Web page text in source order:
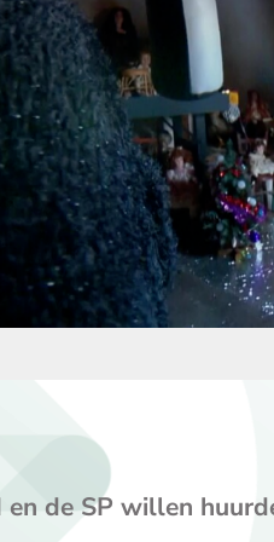
de SP willen